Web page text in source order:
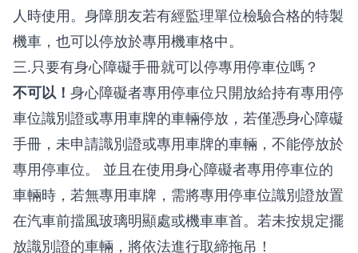
人時使用。身障朋友若有經監理單位檢驗合格的特製
機車，也可以停放於專用機車格中。
三.只要有身心障礙手冊就可以停專用停車位嗎？
不可以！ 身心障礙者專用停車位只開放給持有專用停
車位識別證或專用車牌的車輛停放，若僅憑身心障礙
手冊，未申請識別證或專用車牌的車輛，不能停放於
專用停車位。 並且在使用身心障礙者專用停車位的
車輛時，若無專用車牌，需將專用停車位識別證放置
在汽車前擋風玻璃明顯處或機車車首。若未按規定擺
放識別證的車輛，將依法進行取締拖吊！